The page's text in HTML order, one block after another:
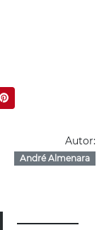
Autor:
André Almenara